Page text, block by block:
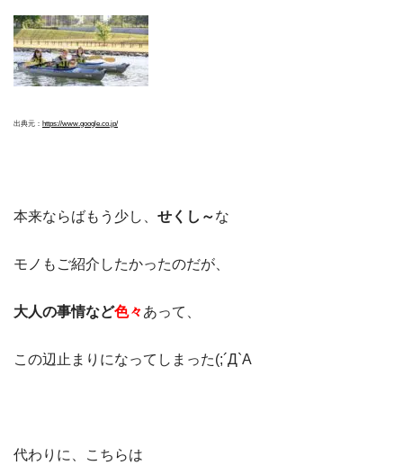
出典元： https://www.google.co.jp/
本来ならばもう少し、 せくし～な
モノもご紹介したかったのだが、
大人の事情など色々あって、
この辺止まりになってしまった(;´Д`A
代わりに、こちらは